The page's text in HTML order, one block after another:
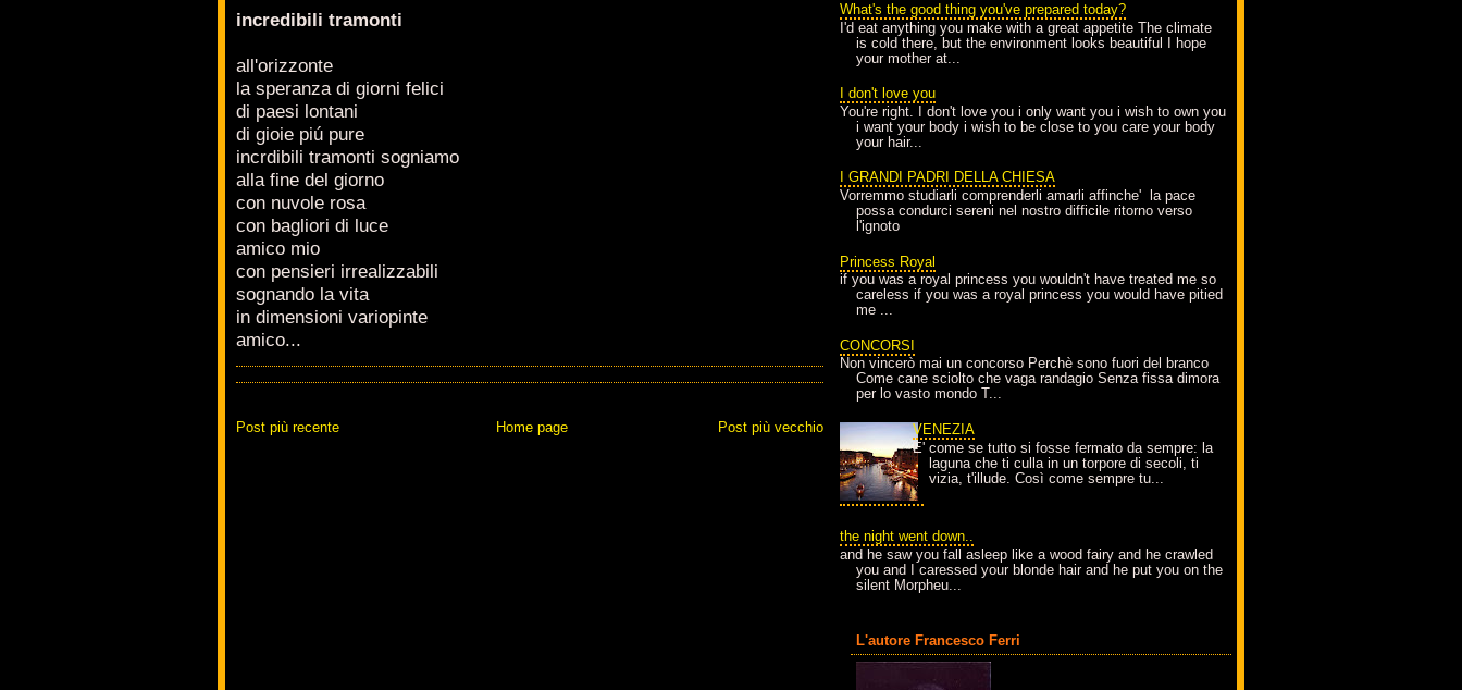
incredibili tramonti
all'orizzonte
la speranza di giorni felici
di paesi lontani
di gioie piú pure
incrdibili tramonti sogniamo
alla fine del giorno
con nuvole rosa
con bagliori di luce
amico mio
con pensieri irrealizzabili
sognando la vita
in dimensioni variopinte
amico...
Post più recente Post più vecchio
Home page
What's the good thing you've prepared today?
I'd eat anything you make with a great appetite The climate
is cold there, but the environment looks beautiful I hope
your mother at...
I don't love you
You're right. I don't love you i only want you i wish to own you
i want your body i wish to be close to you care your body
your hair...
I GRANDI PADRI DELLA CHIESA
Vorremmo studiarli comprenderli amarli affinche' la pace
possa condurci sereni nel nostro difficile ritorno verso
l'ignoto
Princess Royal
if you was a royal princess you wouldn't have treated me so
careless if you was a royal princess you would have pitied
me ...
CONCORSI
Non vincerò mai un concorso Perchè sono fuori del branco
Come cane sciolto che vaga randagio Senza fissa dimora
per lo vasto mondo T...
VENEZIA
E' come se tutto si fosse fermato da sempre: la
laguna che ti culla in un torpore di secoli, ti
vizia, t'illude. Così come sempre tu...
the night went down..
and he saw you fall asleep like a wood fairy and he crawled
you and I caressed your blonde hair and he put you on the
silent Morpheu...
L'autore Francesco Ferri